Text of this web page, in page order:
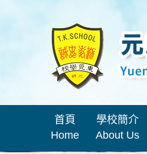
首頁
Home
學校簡介
About Us